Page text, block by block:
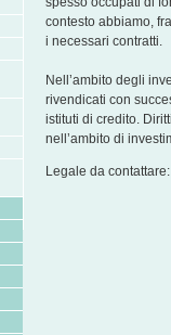
contesto abbiamo,
i necessari contratti.
Nell’ambito degli
rivendicati con
istituti di credito.
nell’ambito di
Legale da